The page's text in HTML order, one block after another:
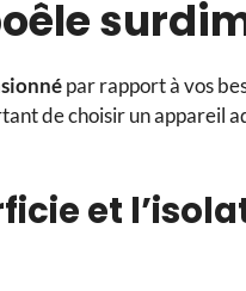
par rapport à vos
de choisir un appareil
et